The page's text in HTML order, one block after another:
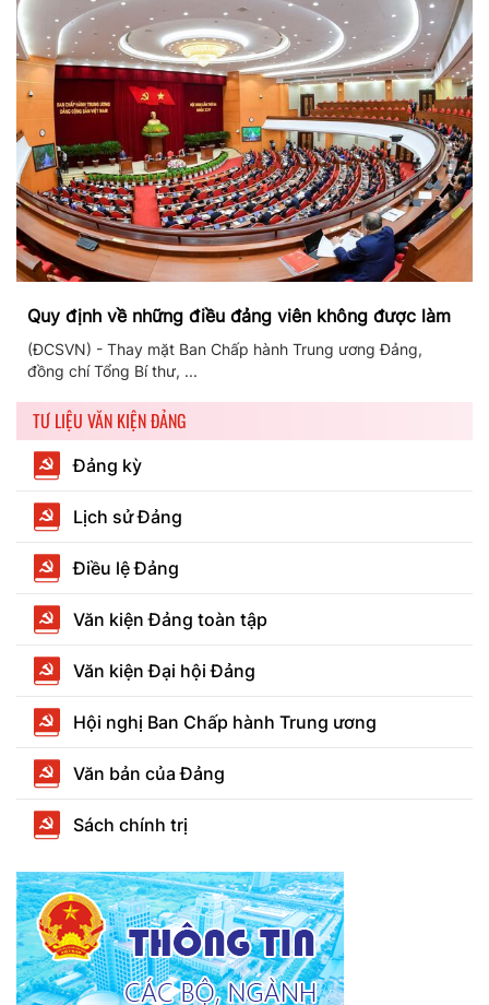
Quy định về những điều đảng viên không được làm
(ĐCSVN) - Thay mặt Ban Chấp hành Trung ương Đảng,
đồng chí Tổng Bí thư, ...
TƯ LIỆU VĂN KIỆN ĐẢNG
Đảng kỳ
Lịch sử Đảng
Điều lệ Đảng
Văn kiện Đảng toàn tập
Văn kiện Đại hội Đảng
Hội nghị Ban Chấp hành Trung ương
Văn bản của Đảng
Sách chính trị